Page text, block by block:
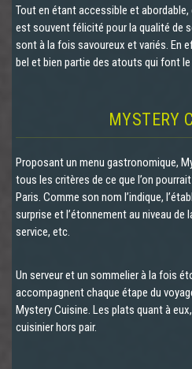
Tout en étant accessible et
est souvent félicité pour la qualité de
sont à la fois savoureux et variés. En
bel et bien partie des atouts qui font
MYSTERY
Proposant un menu gastronomique,
tous les critères de ce que l’on
Paris. Comme son nom l’indique,
surprise et l’étonnement au niveau de
service, etc.
Un serveur et un sommelier à la fois
accompagnent chaque étape du
Mystery Cuisine. Les plats quant à
cuisinier hors pair.